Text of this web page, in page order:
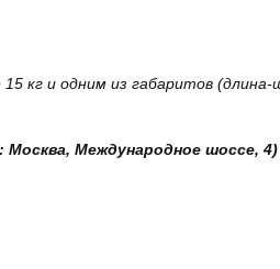
кг и одним из габаритов
Москва, Международное шоссе, 4)